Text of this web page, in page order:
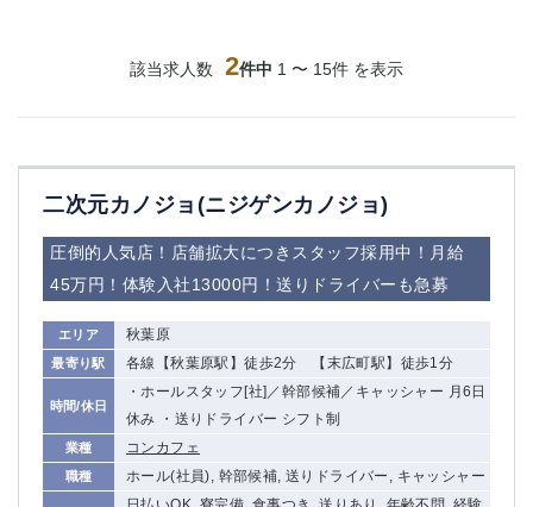
該当求人数 2件中 1 〜 15件 を表示
二次元カノジョ(ニジゲンカノジョ)
圧倒的人気店！店舗拡大につきスタッフ採用中！月給
45万円！体験入社13000円！送りドライバーも急募
エリア 秋葉原
最寄り駅 各線【秋葉原駅】徒歩2分 【末広町駅】徒歩1分
時間/休日
・ホールスタッフ[社]／幹部候補／キャッシャー 月6日
休み ・送りドライバー シフト制
業種 コンカフェ
職種 ホール(社員), 幹部候補, 送りドライバー, キャッシャー
五反田
①六本木 ②西麻布
大山
赤坂
高円寺
蒲田東口
多摩センター
立川（南口）
新宿
中野
府中
中目黒
ひばりヶ丘（北口）
吉祥寺（南口／公園口）
自由が丘
吉祥寺（北口／東口）
四谷
錦糸町南口